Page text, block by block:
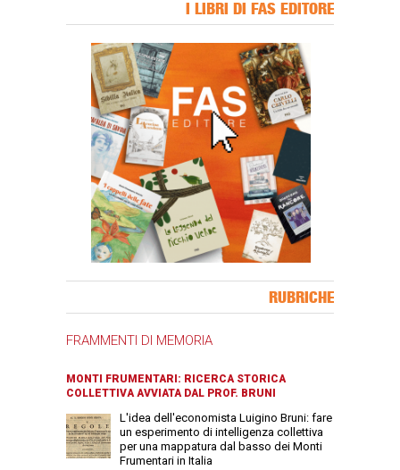
I LIBRI DI FAS EDITORE
RUBRICHE
FRAMMENTI DI MEMORIA
MONTI FRUMENTARI: RICERCA STORICA
COLLETTIVA AVVIATA DAL PROF. BRUNI
L'idea dell'economista Luigino Bruni: fare
un esperimento di intelligenza collettiva
per una mappatura dal basso dei Monti
Frumentari in Italia